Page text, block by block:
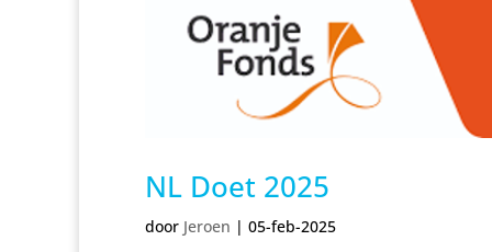
NL Doet 2025
door Jeroen | 05-feb-2025